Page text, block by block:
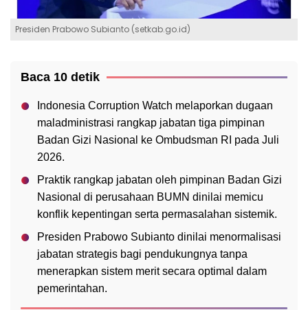
Presiden Prabowo Subianto (setkab.go.id)
Baca 10 detik
Indonesia Corruption Watch melaporkan dugaan
maladministrasi rangkap jabatan tiga pimpinan
Badan Gizi Nasional ke Ombudsman RI pada Juli
2026.
Praktik rangkap jabatan oleh pimpinan Badan Gizi
Nasional di perusahaan BUMN dinilai memicu
konflik kepentingan serta permasalahan sistemik.
Presiden Prabowo Subianto dinilai menormalisasi
jabatan strategis bagi pendukungnya tanpa
menerapkan sistem merit secara optimal dalam
pemerintahan.